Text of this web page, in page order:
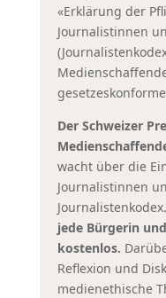
«Erklärung der
Journalistinnen
Der Schweizer
wacht über die
Journalistinnen
Journalistenkodex.
jede Bürgerin
kostenlos.
Reflexion und
medienethische